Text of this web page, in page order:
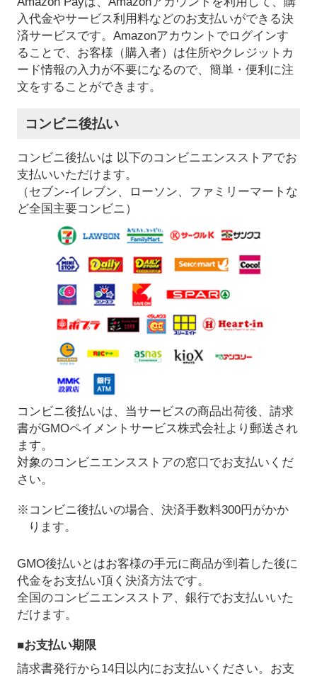
入代金やサービス利用料などのお支払いができる決
済サービスです。Amazonアカウントでログインす
ることで、お客様（購入者）は住所やクレジットカ
ード情報の入力が不要になるので、簡単・便利に注
文をすることができます。
コンビニ後払い
コンビニ後払いは 以下のコンビニエンスストアでお
支払いいただけます。
（セブン-イレブン、ローソン、ファミリーマートな
ど全国主要コンビニ）
コンビニ後払いは、当サービスの商品出荷後、請求
書がGMOペイメントサービス株式会社より郵送され
ます。
対象のコンビニエンスストアの窓口でお支払いくだ
さい。
※コンビニ後払いの場合、決済手数料300円がかか
ります。
GMO後払いとはお客様の手元に商品が到着した後に
代金をお支払い頂く決済方法です。
全国のコンビニエンスストア、銀行でお支払いいた
だけます。
■お支払い期限
請求書発行から14日以内にお支払いください。お支